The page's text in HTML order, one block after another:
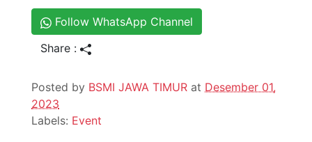
Follow WhatsApp Channel
Share :
Posted by BSMI JAWA TIMUR at Desember 01,
2023
Labels: Event